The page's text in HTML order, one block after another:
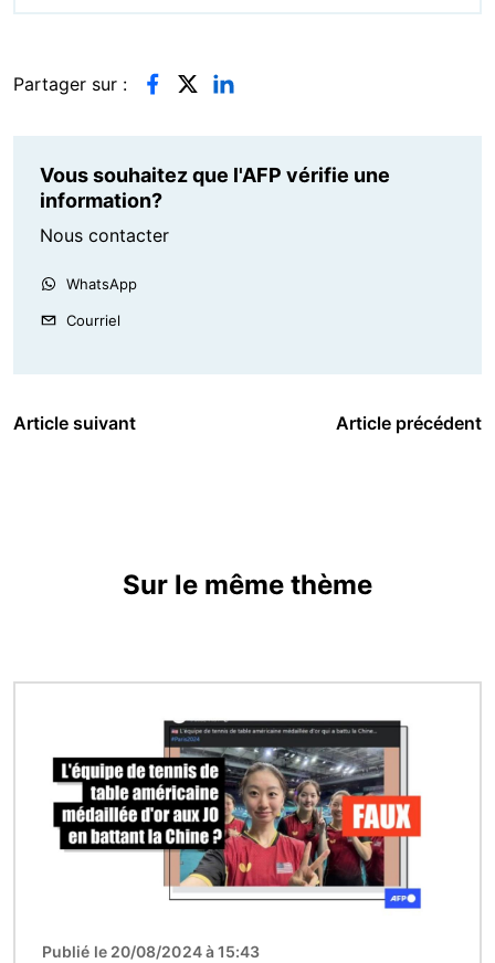
Partager sur :
Vous souhaitez que l'AFP vérifie une
information?
Nous contacter
WhatsApp
Courriel
Article suivant Article précédent
Sur le même thème
Publié le 20/08/2024 à 15:43